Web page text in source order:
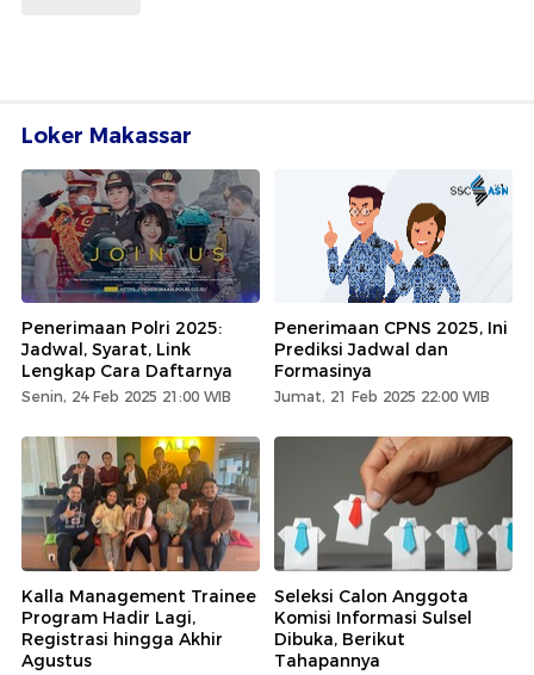
Loker Makassar
Penerimaan Polri 2025:
Jadwal, Syarat, Link
Lengkap Cara Daftarnya
Senin, 24 Feb 2025 21:00 WIB
Penerimaan CPNS 2025, Ini
Prediksi Jadwal dan
Formasinya
Jumat, 21 Feb 2025 22:00 WIB
Kalla Management Trainee
Program Hadir Lagi,
Registrasi hingga Akhir
Agustus
Seleksi Calon Anggota
Komisi Informasi Sulsel
Dibuka, Berikut
Tahapannya